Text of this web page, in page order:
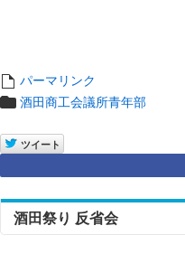
パーマリンク
酒田商工会議所青年部
entry6755
ツイート
Google+
酒田祭り 反省会